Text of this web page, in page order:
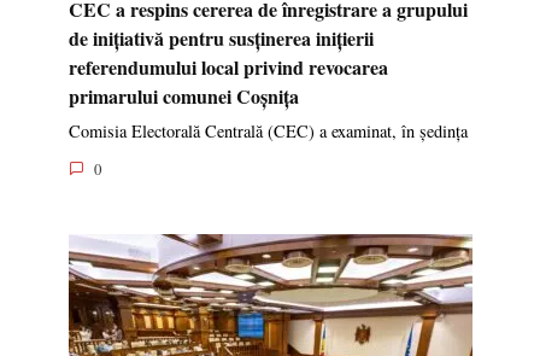
CEC a respins cererea de înregistrare a grupului
de inițiativă pentru susținerea inițierii
referendumului local privind revocarea
primarului comunei Coșnița
Comisia Electorală Centrală (CEC) a examinat, în ședința
0